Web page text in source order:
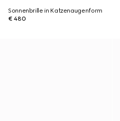
Sonnenbrille in Katzenaugenform
€ 480